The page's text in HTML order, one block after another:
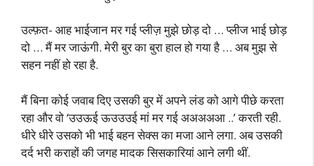
उल्फ़त- आह भाईजान मर गई प्लीज़ मुझे छोड़ दो … प्लीज भाई छोड़
दो … मैं मर जाऊंगी. मेरी बुर का बुरा हाल हो गया है … अब मुझ से
सहन नहीं हो रहा है.
मैं बिना कोई जवाब दिए उसकी बुर में अपने लंड को आगे पीछे करता
रहा और वो ‘उउऊई ऊउउउई मां मर गई अअअअआ ..’ करती रही.
धीरे धीरे उसको भी भाई बहन सेक्स का मजा आने लगा. अब उसकी
दर्द भरी कराहों की जगह मादक सिसकारियां आने लगी थीं.